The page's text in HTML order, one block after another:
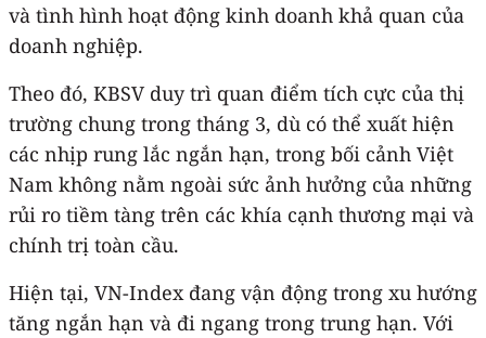
và tình hình hoạt động kinh doanh khả quan của
doanh nghiệp.
Theo đó, KBSV duy trì quan điểm tích cực của thị
trường chung trong tháng 3, dù có thể xuất hiện
các nhịp rung lắc ngắn hạn, trong bối cảnh Việt
Nam không nằm ngoài sức ảnh hưởng của những
rủi ro tiềm tàng trên các khía cạnh thương mại và
chính trị toàn cầu.
Hiện tại, VN-Index đang vận động trong xu hướng
tăng ngắn hạn và đi ngang trong trung hạn. Với